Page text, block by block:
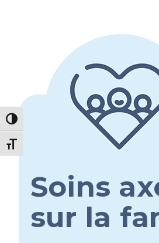
Passer en contraste élevé
Changer la taille de la police
Soins
sur la